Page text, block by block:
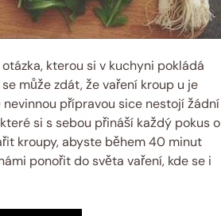
kterou si v kuchyni pokládá
může zdát, že vaření kroup u je
přípravou sice nestojí žádní
si s sebou přináší každý pokus o
kroupy, abyste během 40 minut
ponořit do světa vaření, kde se i